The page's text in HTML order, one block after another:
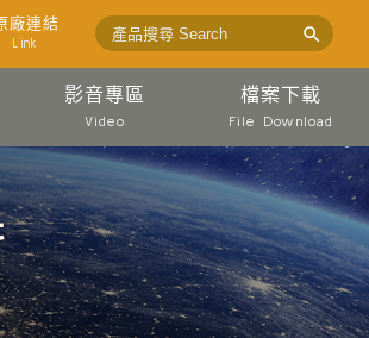
廠連結
Link 
影音專區
Video
檔案下載
File Download